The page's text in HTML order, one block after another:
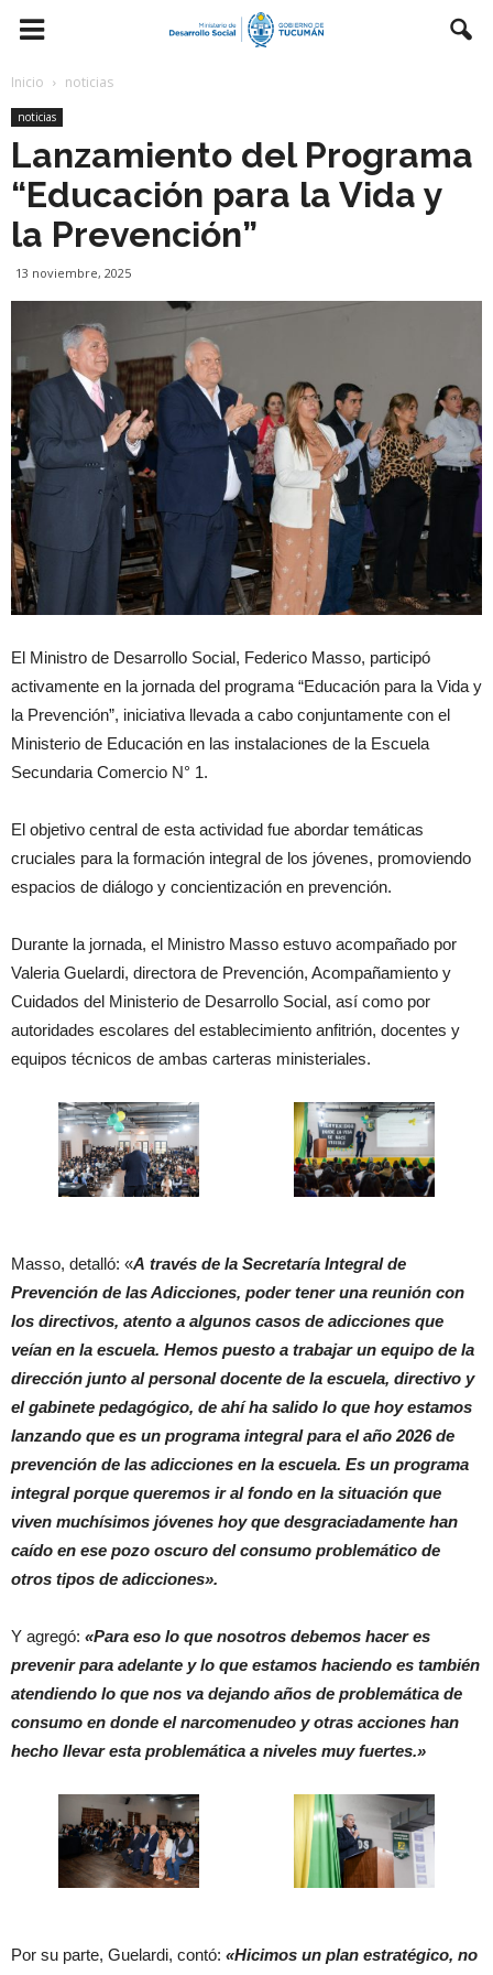
Inicio noticias
noticias
Lanzamiento del Programa
“Educación para la Vida y
la Prevención”
13 noviembre, 2025
El Ministro de Desarrollo Social, Federico Masso, participó
activamente en la jornada del programa “Educación para la Vida y
la Prevención”, iniciativa llevada a cabo conjuntamente con el
Ministerio de Educación en las instalaciones de la Escuela
Secundaria Comercio N° 1.
El objetivo central de esta actividad fue abordar temáticas
cruciales para la formación integral de los jóvenes, promoviendo
espacios de diálogo y concientización en prevención.
Durante la jornada, el Ministro Masso estuvo acompañado por
Valeria Guelardi, directora de Prevención, Acompañamiento y
Cuidados del Ministerio de Desarrollo Social, así como por
autoridades escolares del establecimiento anfitrión, docentes y
equipos técnicos de ambas carteras ministeriales.
Masso, detalló: «A través de la Secretaría Integral de
Prevención de las Adicciones, poder tener una reunión con
los directivos, atento a algunos casos de adicciones que
veían en la escuela. Hemos puesto a trabajar un equipo de la
dirección junto al personal docente de la escuela, directivo y
el gabinete pedagógico, de ahí ha salido lo que hoy estamos
lanzando que es un programa integral para el año 2026 de
prevención de las adicciones en la escuela. Es un programa
integral porque queremos ir al fondo en la situación que
viven muchísimos jóvenes hoy que desgraciadamente han
caído en ese pozo oscuro del consumo problemático de
otros tipos de adicciones».
Y agregó: «Para eso lo que nosotros debemos hacer es
prevenir para adelante y lo que estamos haciendo es también
atendiendo lo que nos va dejando años de problemática de
consumo en donde el narcomenudeo y otras acciones han
hecho llevar esta problemática a niveles muy fuertes.»
Por su parte, Guelardi, contó: «Hicimos un plan estratégico, no